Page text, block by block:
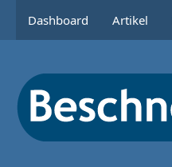
Dashboard Artikel